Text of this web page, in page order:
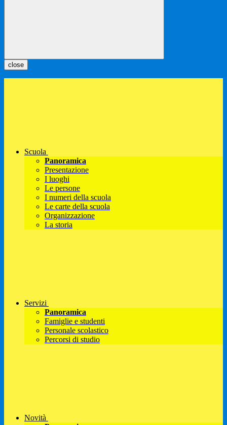
close
Scuola
Panoramica
Presentazione
I luoghi
Le persone
I numeri della scuola
Le carte della scuola
Organizzazione
La storia
Servizi
Panoramica
Famiglie e studenti
Personale scolastico
Percorsi di studio
Novità